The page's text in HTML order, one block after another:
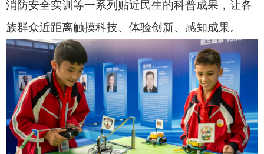
自己会刻苦学习科学文化知识，追逐科技梦想，以
所学本领建设家乡。
本次活动不仅聚焦科普惠民、全民共享，更为
本地科创企业搭建了展示交流、合作共赢的优质平
台。在克州科技成果展区，克州多家本土企业携核
心科创产品亮相，集中展示一批拥有自主知识产权
的专利技术与创新成果，覆盖特色农业科技、生物